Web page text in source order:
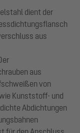
dient der
aus
aus
von
Kunststoff- und
Abdichtungen